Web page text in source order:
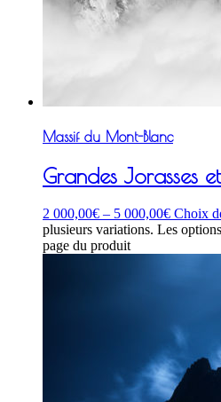
Massif du Mont-Blanc
Grandes Jorasses
2 000,00€ – 5 000,00€ Choix
plusieurs variations. Les
page du produit